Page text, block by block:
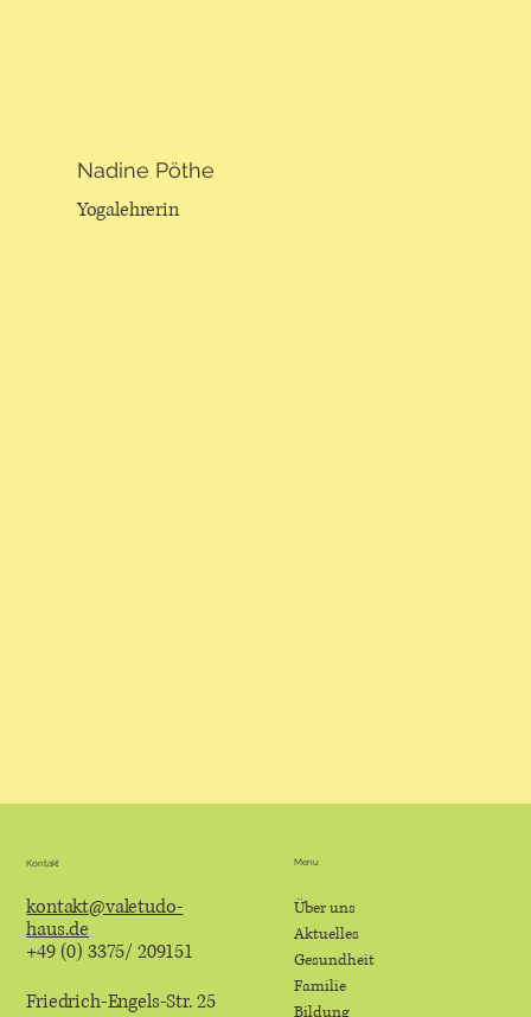
Nadine Pöthe
Yogalehrerin
Kontakt
kontakt@valetudo-
haus.de
+49 (0) 3375/ 209151
Friedrich-Engels-Str. 25
Menu
Über uns
Aktuelles
Gesundheit
Familie